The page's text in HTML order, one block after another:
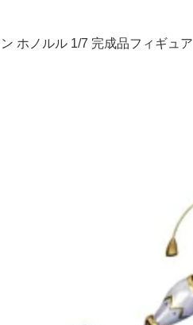
ホノルル 1/7 完成品フィギュア